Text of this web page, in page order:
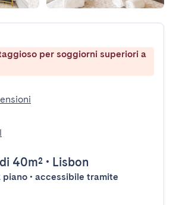
per soggiorni superiori a
di 40m² • Lisbon
piano • accessibile tramite